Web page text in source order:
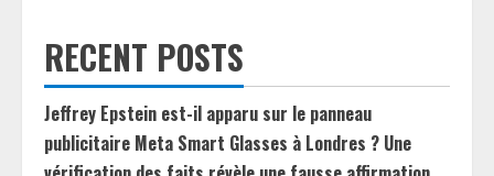
RECENT POSTS
Jeffrey Epstein est-il apparu sur le panneau
publicitaire Meta Smart Glasses à Londres ? Une